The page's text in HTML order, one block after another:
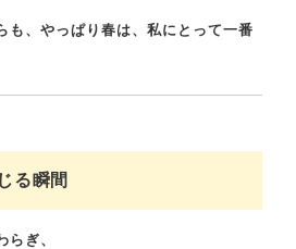
も、やっぱり春は、私にとって一番
る瞬間
らぎ、